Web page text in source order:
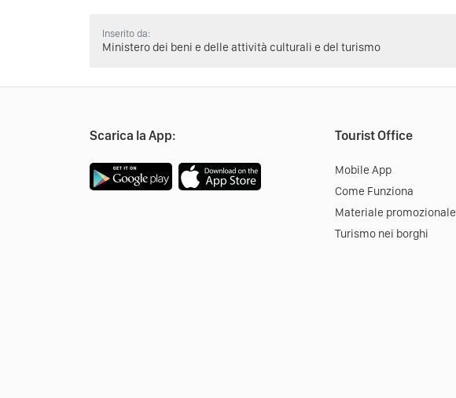
Inserito da:
Ministero dei beni e delle attività culturali e del turismo
Scarica la App: Tourist Office
Mobile App
Come Funziona
Materiale promozionale
Turismo nei borghi